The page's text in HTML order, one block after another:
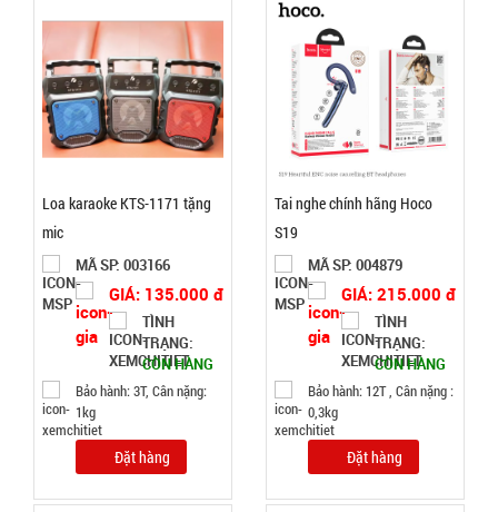
sương hơi
nước vuông
Air Cooler
Fan
MÃ
SP:
004338
TRẠNG:
CÒN HÀNG
Bảo
hành:
2kg
Đặt
Loa karaoke KTS-1171 tặng
mic
MÃ SP: 003166
GIÁ: 135.000 đ
TÌNH
TRẠNG:
CÒN HÀNG
Bảo hành: 3T, Cân nặng:
1kg
Đặt hàng
Tai nghe chính hãng Hoco
S19
MÃ SP: 004879
GIÁ: 215.000 đ
TÌNH
TRẠNG:
CÒN HÀNG
Bảo hành: 12T , Cân nặng :
0,3kg
Đặt hàng